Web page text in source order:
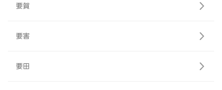
要賀
要害
要田